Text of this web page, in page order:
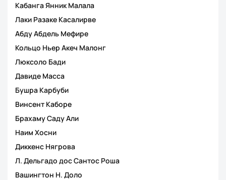
Кабанга Янник Малала
Лаки Разаке Касалирве
Абду Абдель Мефире
Кольцо Ньер Акеч Малонг
Люксоло Бади
Давиде Масса
Бушра Карбуби
Винсент Каборе
Брахаму Саду Али
Наим Хосни
Диккенс Нягрова
Л. Дельгадо дос Сантос Роша
Вашингтон Н. Доло